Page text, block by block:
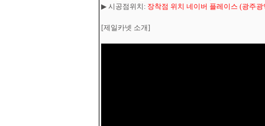
▶ 시공점위치: 장착점 위치 네이버 플레이스 (광주
[제일카넷 소개]